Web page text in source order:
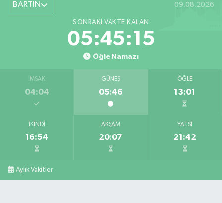
BARTIN 09.08.2026
SONRAKI VAKTE KALAN
05:45:14
Öğle Namazı
İMSAK
04:04
GÜNEŞ
05:46
ÖĞLE
13:01
İKINDI
16:54
AKŞAM
20:07
YATSI
21:42
Aylık Vakitler